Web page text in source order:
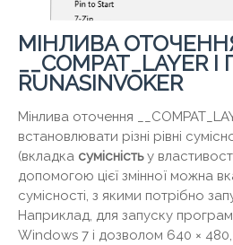
МІНЛИВА
__COMPAT_LAYER
RUNASINVOKER
Мінлива оточення
встановлювати різні рівні
(вкладка сумісністьу
допомогою цієї змінної можна
сумісності, з якими потрібно
Наприклад, для запуску
Windows 7 і дозволом 640 × 480,